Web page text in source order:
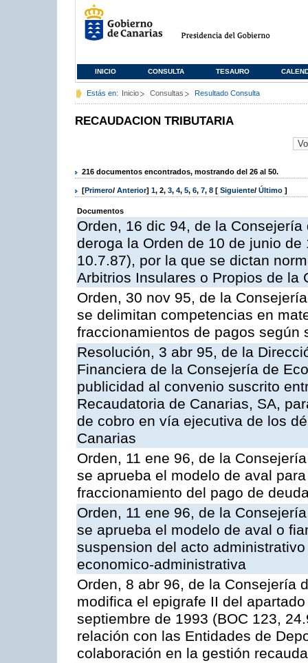
INICIO CONSULTA TESAURO
Estás en: Inicio Consultas Resultado Consulta
RECAUDACION TRIBUTARIA
216 documentos encontrados, mostrando del 26 al 50.
[Primero/ Anterior] 1, 2, 3, 4, 5, 6, 7, 8 [ Siguiente/ Último ]
Documentos
Orden, 16 dic 94, de la
deroga la Orden de 10 de junio
10.7.87), por la que se dictan
Arbitrios Insulares o Propios de la
Orden, 30 nov 95, de la
se delimitan competencias en
fraccionamientos de pagos según
Resolución, 3 abr 95, de la
Financiera de la Consejería de
publicidad al convenio suscrito
Recaudatoria de Canarias, SA,
de cobro en vía ejecutiva de los
Canarias
Orden, 11 ene 96, de la
se aprueba el modelo de aval
fraccionamiento del pago de
Orden, 11 ene 96, de la
se aprueba el modelo de aval o
suspension del acto
economico-administrativa
Orden, 8 abr 96, de la Consejería
modifica el epigrafe II del
septiembre de 1993 (BOC 123,
relación con las Entidades de
colaboración en la gestión